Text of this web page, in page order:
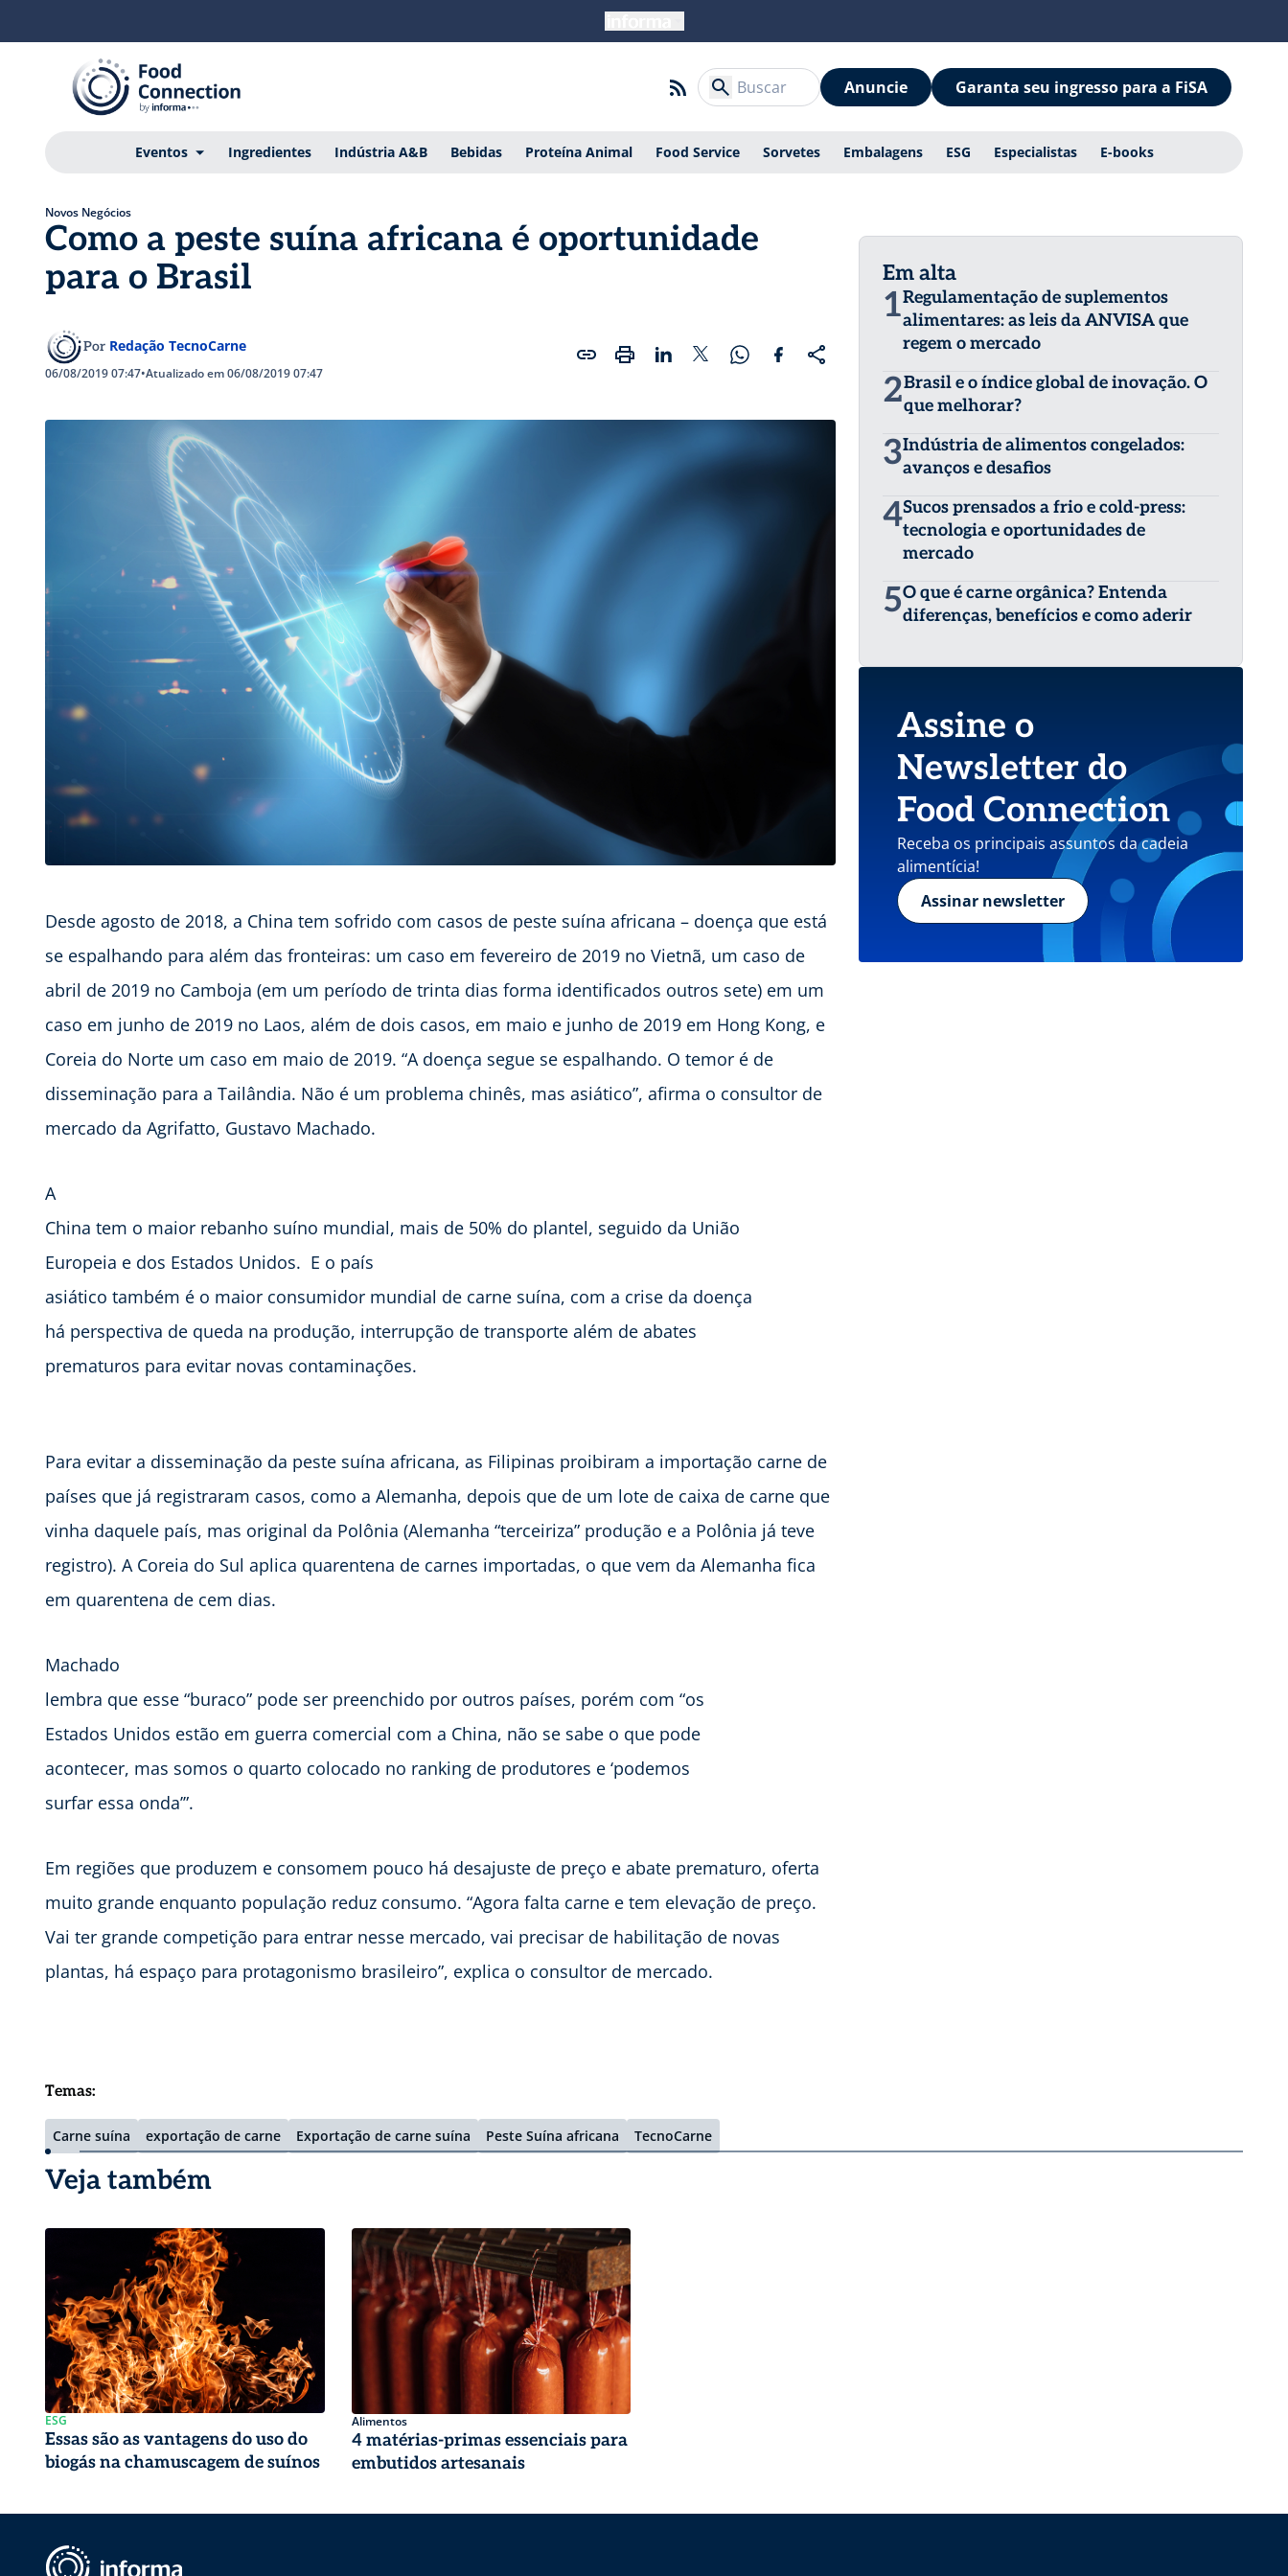
Anuncie Garanta seu ingresso para a FiSA
Eventos Ingredientes Indústria A&B Bebidas Proteína Animal Food Service Sorvetes Embalagens ESG Especialistas E-books
Novos Negócios
Como a peste suína africana é oportunidade
para o Brasil
Por Redação TecnoCarne
06/08/2019 07:47•Atualizado em 06/08/2019 07:47
Desde agosto de 2018, a China tem sofrido com casos de peste suína africana – doença que está
se espalhando para além das fronteiras: um caso em fevereiro de 2019 no Vietnã, um caso de
abril de 2019 no Camboja (em um período de trinta dias forma identificados outros sete) em um
caso em junho de 2019 no Laos, além de dois casos, em maio e junho de 2019 em Hong Kong, e
Coreia do Norte um caso em maio de 2019. “A doença segue se espalhando. O temor é de
disseminação para a Tailândia. Não é um problema chinês, mas asiático”, afirma o consultor de
mercado da Agrifatto, Gustavo Machado.
A
China tem o maior rebanho suíno mundial, mais de 50% do plantel, seguido da União
Europeia e dos Estados Unidos. E o país
asiático também é o maior consumidor mundial de carne suína, com a crise da doença
há perspectiva de queda na produção, interrupção de transporte além de abates
prematuros para evitar novas contaminações.
Para evitar a disseminação da peste suína africana, as Filipinas proibiram a importação carne de
países que já registraram casos, como a Alemanha, depois que de um lote de caixa de carne que
vinha daquele país, mas original da Polônia (Alemanha “terceiriza” produção e a Polônia já teve
registro). A Coreia do Sul aplica quarentena de carnes importadas, o que vem da Alemanha fica
em quarentena de cem dias.
Machado
lembra que esse “buraco” pode ser preenchido por outros países, porém com “os
Estados Unidos estão em guerra comercial com a China, não se sabe o que pode
acontecer, mas somos o quarto colocado no ranking de produtores e ‘podemos
surfar essa onda’”.
Em regiões que produzem e consomem pouco há desajuste de preço e abate prematuro, oferta
muito grande enquanto população reduz consumo. “Agora falta carne e tem elevação de preço.
Vai ter grande competição para entrar nesse mercado, vai precisar de habilitação de novas
plantas, há espaço para protagonismo brasileiro”, explica o consultor de mercado.
Temas:
Carne suína exportação de carne Exportação de carne suína Peste Suína africana TecnoCarne
Em alta
1Regulamentação de suplementos
alimentares: as leis da ANVISA que
regem o mercado
2Brasil e o índice global de inovação. O
que melhorar?
3Indústria de alimentos congelados:
avanços e desafios
4Sucos prensados a frio e cold-press:
tecnologia e oportunidades de
mercado
5O que é carne orgânica? Entenda
diferenças, benefícios e como aderir
Assine o
Newsletter do
Food Connection
Receba os principais assuntos da cadeia
alimentícia!
Assinar newsletter
Veja também
ESG
Essas são as vantagens do uso do
biogás na chamuscagem de suínos
Alimentos
4 matérias-primas essenciais para
embutidos artesanais